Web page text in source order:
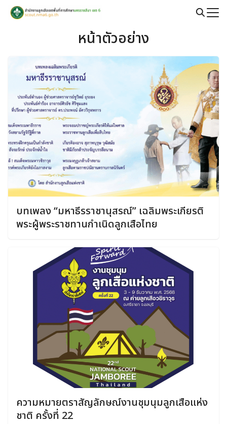
Skip
หน้าตัวอย่าง
บทเพลง “มหาธีรราชานุสรณ์” เฉลิมพระเกียรติ
พระผู้พระราชทานกำเนิดลูกเสือไทย
ความหมายตราสัญลักษณ์งานชุมนุมลูกเสือแห่ง
ชาติ ครั้งที่ 22